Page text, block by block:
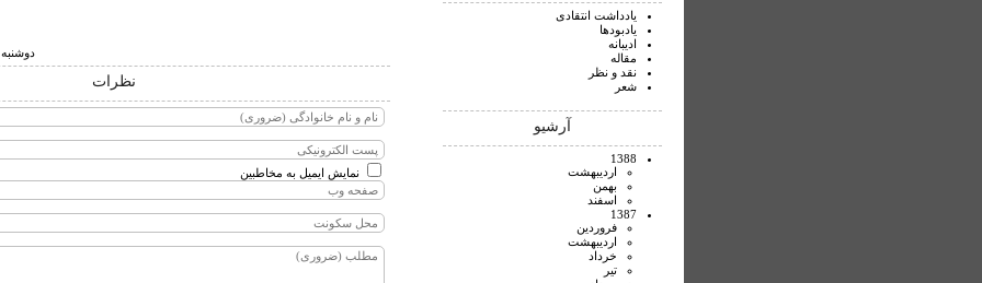
یادداشت انتقادی
یادبودها
ادیبانه
مقاله
نقد و نظر
شعر
آرشیو
1388
ارديبهشت
بهمن
اسفند
1387
فروردين
ارديبهشت
خرداد
تير
دوشنبه ۲۲ مهر ۱۳۸۷ ساعت
نظرات
نمایش ایمیل به مخاطبین